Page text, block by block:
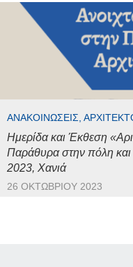
ΑΝΑΚΟΙΝΏΣΕΙΣ,
Ημερίδα και Έκθεση
Παράθυρα στην πόλη και
2023, Χανιά
26 ΟΚΤΩΒΡΊΟΥ 2023